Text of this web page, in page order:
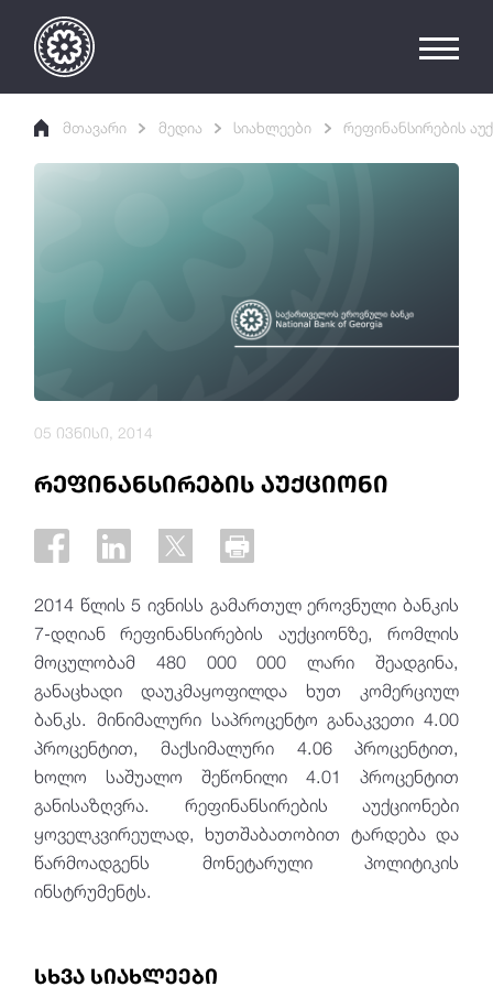
მთავარი მედია სიახლეები რეფინანსირების
რეფინანსირების აუქციონი
05 ივნისი, 2014
2014 წლის 5 ივნისს გამართულ ეროვნული ბანკის
7-დღიან რეფინანსირების აუქციონზე, რომლის
მოცულობამ 480 000 000 ლარი შეადგინა,
განაცხადი დაუკმაყოფილდა ხუთ კომერციულ
ბანკს. მინიმალური საპროცენტო განაკვეთი 4.00
პროცენტით, მაქსიმალური 4.06 პროცენტით,
ხოლო საშუალო შეწონილი 4.01 პროცენტით
განისაზღვრა. რეფინანსირების აუქციონები
ყოველკვირეულად, ხუთშაბათობით ტარდება და
წარმოადგენს მონეტარული პოლიტიკის
ინსტრუმენტს.
სხვა სიახლეები